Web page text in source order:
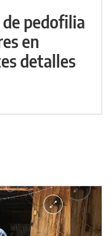
pedofilia
en
detalles